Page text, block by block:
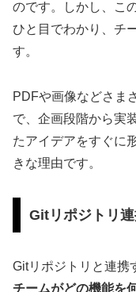
のです。しかし、こ
ひと目でわかり、チ
す。
PDFや画像などさま
で、企画段階から実
たアイデアをすぐに
きな理由です。
Gitリポジトリ
Gitリポジトリと連携
チームがどの機能を